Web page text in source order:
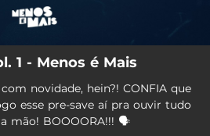
1 - Menos é Mais
novidade, hein?! CONFIA que
esse pre-save aí pra ouvir tudo
mão! BOOOORA!!! 🗣️